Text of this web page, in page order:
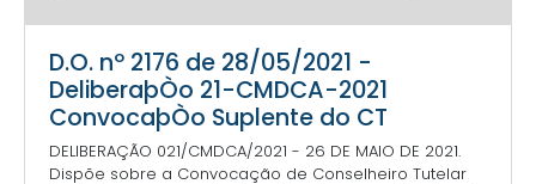
D.O. nº 2176 de 28/05/2021 -
DeliberaþÒo 21-CMDCA-2021
ConvocaþÒo Suplente do CT
DELIBERAÇÃO 021/CMDCA/2021 - 26 DE MAIO DE 2021.
Dispõe sobre a Convocação de Conselheiro Tutelar